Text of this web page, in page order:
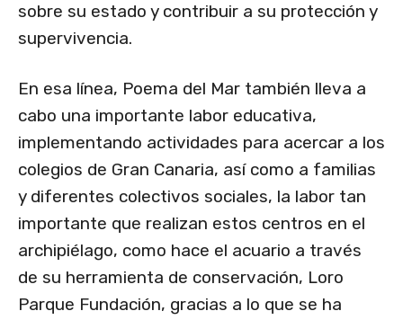
sobre su estado y contribuir a su protección y
supervivencia.
En esa línea, Poema del Mar también lleva a
cabo una importante labor educativa,
implementando actividades para acercar a los
colegios de Gran Canaria, así como a familias
y diferentes colectivos sociales, la labor tan
importante que realizan estos centros en el
archipiélago, como hace el acuario a través
de su herramienta de conservación, Loro
Parque Fundación, gracias a lo que se ha